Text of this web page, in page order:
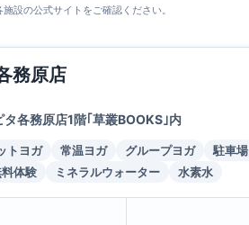
設の公式サイトをご確認ください。
務原店
各務原店1階｢草叢BOOKS｣内
トヨガ 常温ヨガ グループヨガ
駐車場
体験 ミネラルウォーター 水素水